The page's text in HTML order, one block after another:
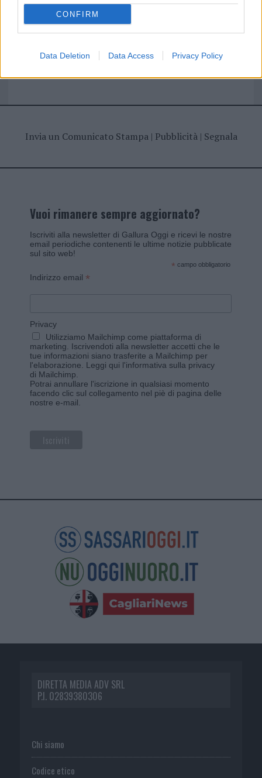
CONFIRM
Data Deletion Data Access Privacy Policy
Giovannimaria Cabras
Invia un Comunicato Stampa| Pubblicità| Segnala
Vuoi rimanere sempre aggiornato?
Iscriviti alla newsletter di Gallura Oggi e ricevi le nostre
email periodiche contenenti le ultime notizie pubblicate
sul sito web!
* campo obbligatorio
Indirizzo email *
Privacy
Utilizziamo Mailchimp come piattaforma di
marketing. Iscrivendoti alla newsletter accetti che le
tue informazioni siano trasferite a Mailchimp per
l'elaborazione. Leggi qui l'informativa sulla privacy
di Mailchimp
Potrai annullare l'iscrizione in qualsiasi momento
facendo clic sul collegamento nel piè di pagina delle
nostre e-mail.
DIRETTA MEDIA ADV SRL
P.I. 02839380306
Chi siamo
Codice etico